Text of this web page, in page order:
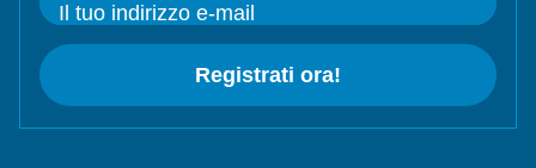
Il tuo indirizzo e-mail
Registrati ora!